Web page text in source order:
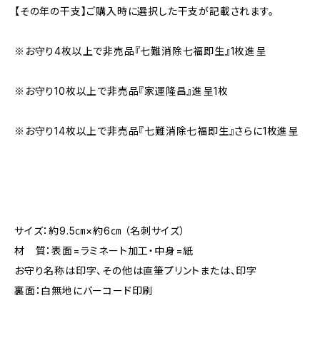
【その年の干支】ご購入時に選択した干支が記載されます。
※お守り4枚以上で非売品『七難消除七福即生』1枚進呈
※お守り10枚以上で非売品『家運隆昌』進呈1枚
※お守り14枚以上で非売品『七難消除七福即生』さらに1枚進呈
サイズ：約9.5㎝×約6㎝ （名刺サイズ）
材 質：表面=ラミネート加工・中身=紙
お守り名称は印字、その他は直筆プリントまたは、印字
裏面：白無地にバーコード印刷